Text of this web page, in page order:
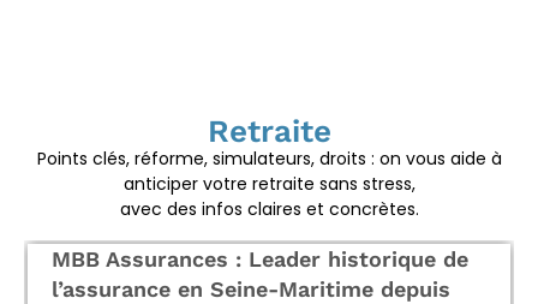
Retraite
Points clés, réforme, simulateurs, droits : on vous aide à
anticiper votre retraite sans stress,
avec des infos claires et concrètes.
MBB Assurances : Leader historique de
l’assurance en Seine-Maritime depuis